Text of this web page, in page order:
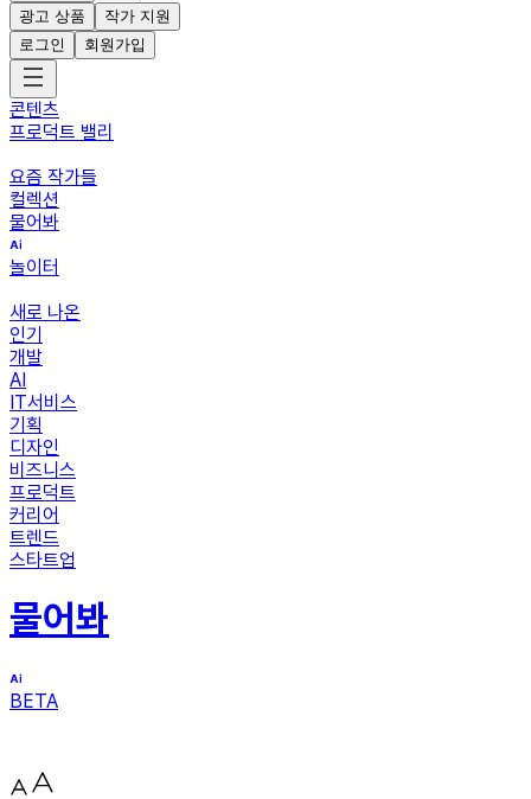
광고 상품
작가 지원
로그인
회원가입
콘텐츠
프로덕트 밸리
요즘 작가들
컬렉션
물어봐
놀이터
새로 나온
인기
개발
AI
IT서비스
기획
디자인
비즈니스
프로덕트
커리어
트렌드
스타트업
물어봐
BETA